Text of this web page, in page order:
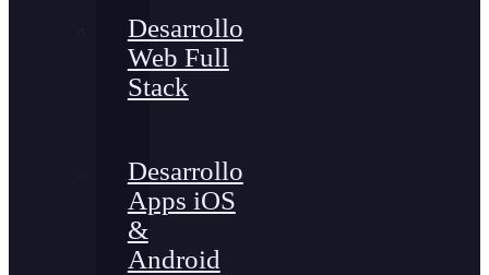
Desarrollo
Web Full
Stack
Desarrollo
Apps iOS
&
Android